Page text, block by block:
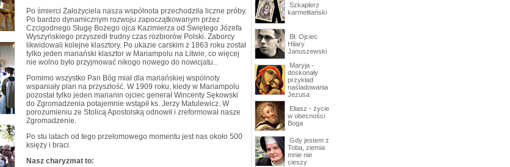
Po śmierci Założyciela nasza wspólnota przechodziła liczne próby.
Po bardzo dynamicznym rozwoju zapoczątkowanym przez
Czcigodnego Sługę Bożego ojca Kazimierza od Świętego Józefa
Wyszyńskiego przyszedł trudny czas rozbiorów Polski. Zaborcy
likwidowali kolejne klasztory. Po ukazie carskim z 1863 roku został
tylko jeden mariański klasztor w Mariampolu na Litwie, co więcej
nie wolno było przyjmować nikogo nowego do nowicjatu..
Pomimo wszystko Pan Bóg miał dla mariańskiej wspólnoty
wspaniały plan na przyszłość. W 1909 roku, kiedy w Mariampolu
pozostał tylko jeden marianin ojciec generał Wincenty Sękowski
do Zgromadzenia potajemnie wstąpił ks. Jerzy Matulewicz. W
porozumieniu ze Stolicą Apostolską odnowił i zreformował nasze
Zgromadzenie.
Po stu latach od tego przełomowego momentu jest nas około 500
księży i braci.
Nasz charyzmat to:
Szkaplerz
karmelitański
Bł. Ojciec
Hilary
Januszewski
Maryja -
doskonały
przykład
naśladowania
Jezusa
Eliasz - życie
w obecności
Boga
Gdy jestem z
Toba, ziemia
mnie nie
cieszy